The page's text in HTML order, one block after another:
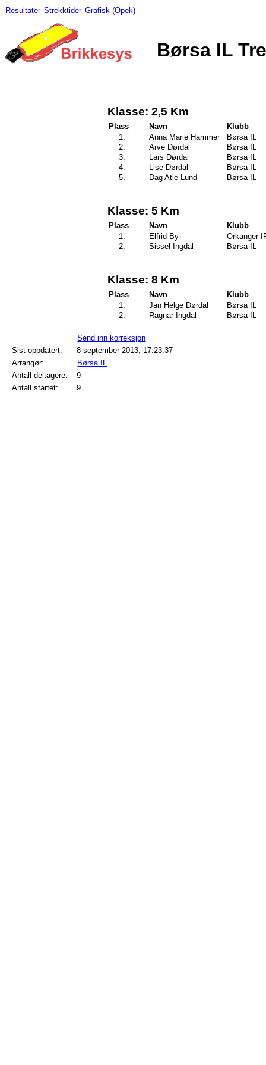
Resultater Strekktider Grafisk (Opek)
Børsa IL
Klasse: 2,5 Km
Plass Navn
Klubb
1.
Anna Marie Hammer
Børsa IL
2.
Arve Dørdal
Børsa IL
3.
Lars Dørdal
Børsa IL
4.
Lise Dørdal
Børsa IL
5.
Dag Atle Lund Børsa IL
Klasse: 5 Km
Plass Navn
Klubb
1.
Elfrid By
Orkanger
2.
Sissel Ingdal Børsa IL
Klasse: 8 Km
Plass Navn
Klubb
1.
Jan Helge Dørdal
Børsa IL
2.
Ragnar Ingdal Børsa IL
Send inn korreksjon
Sist oppdatert:
8 september 2013, 17:23:37
Arrangør:
Børsa IL
Antall deltagere:
9
Antall startet:
9